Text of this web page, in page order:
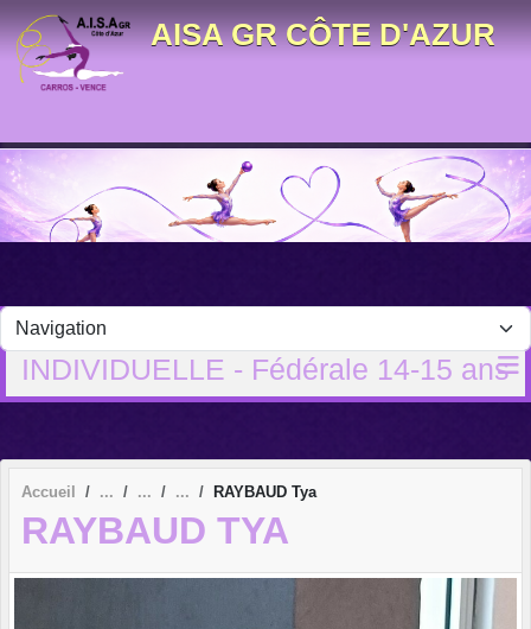
AISA GR CÔTE D'AZUR
INDIVIDUELLE - Fédérale 14-15 ans
Accueil RAYBAUD Tya
RAYBAUD TYA
Panneau de gestion des cookies